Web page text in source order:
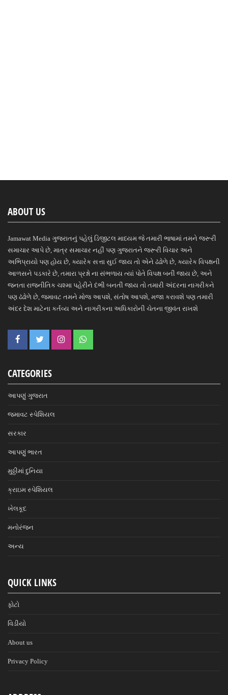
ABOUT US
Jamawat Media ગુજરાતનું પહેલું ડિજીટલ માધ્યમ જે તમારી ભાષામાં તમને જરૂરી
સમાચાર આપે છે, માત્ર સમાચાર નહીં પણ ગુજરાતને જરૂરી વિચાર અને
અભિપ્રાયો પણ હોય છે, ક્યારેક સત્તા સુઈ જાય તો એને ઢંઢોળે છે, ક્યારેક વિપક્ષની
આળસને પડકારે છે, તમારા પ્રશ્નો ના સંભળાય ત્યાં પોતે વિપક્ષ બની જાય છે, અને
જનતા રાજનીતિક ચશ્મા પહેરીને દંભી બનતી જાય તો તમારી અંદરના નાગરીકને
પણ ઢંઢોળે છે, જમાવટ તમને મોજ આપશે, સંતોષ આપશે, મજા કરાવશે પણ તમારી
અંદર દેશ માટેના કર્તવ્ય અને નાગરીકના અધિકારોની ચેતના જીવંત રાખશે
CATEGORIES
આપણું ગુજરાત
જમાવટ સ્પેશિયલ
સરકાર
આપણું ભારત
મુઠ્ઠીમાં દુનિયા
ક્રાઇમ સ્પેશિયલ
ખેલકૂદ
મનોરંજન
અન્ય
QUICK LINKS
ફોટો
વિડીયો
About us
Privacy Policy